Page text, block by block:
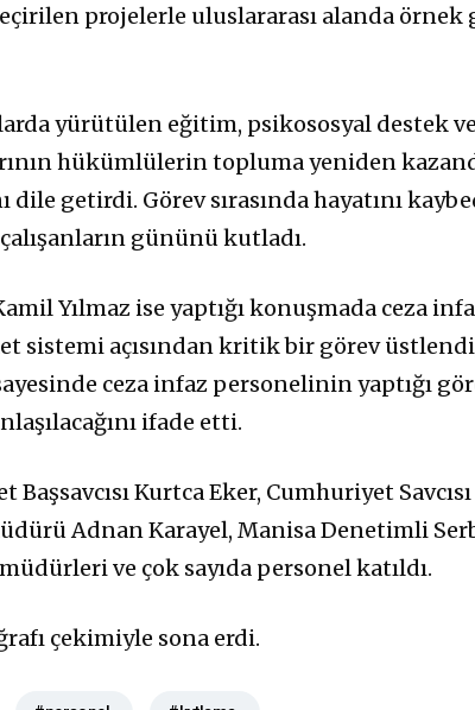
projelerle uluslararası alanda
yürütülen eğitim, psikososyal destek
hükümlülerin topluma yeniden
dile getirdi. Görev sırasında hayatını
gününü kutladı.
Yılmaz ise yaptığı konuşmada ceza
sistemi açısından kritik bir görev
ceza infaz personelinin yaptığı
ifade etti.
Kurtca Eker, Cumhuriyet
Adnan Karayel, Manisa Denetimli
ve çok sayıda personel katıldı.
çekimiyle sona erdi.